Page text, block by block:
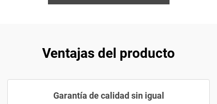
Ventajas del producto
Garantía de calidad sin igual